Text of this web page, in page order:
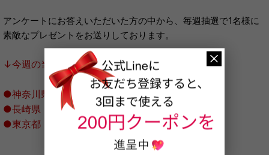
アンケートにお答えいただいた方の中から、毎週抽選で1名様に
素敵なプレゼントをお送りしております。
↓今週の当選者はこちら↓
●神奈川県 赤じそ様
●長崎県 リナ様
●東京都 ツー様